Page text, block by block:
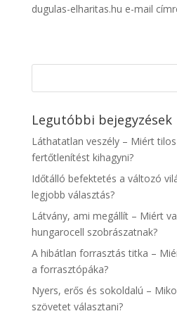
dugulas-elharitas.hu e-mail
Legutóbbi bejegyzések
Láthatatlan veszély – Miért
fertőtlenítést kihagyni?
Időtálló befektetés a változó
legjobb választás?
Látvány, ami megállít – Miért
hungarocell szobrászatnak?
A hibátlan forrasztás titka –
a forrasztópáka?
Nyers, erős és sokoldalú –
szövetet választani?